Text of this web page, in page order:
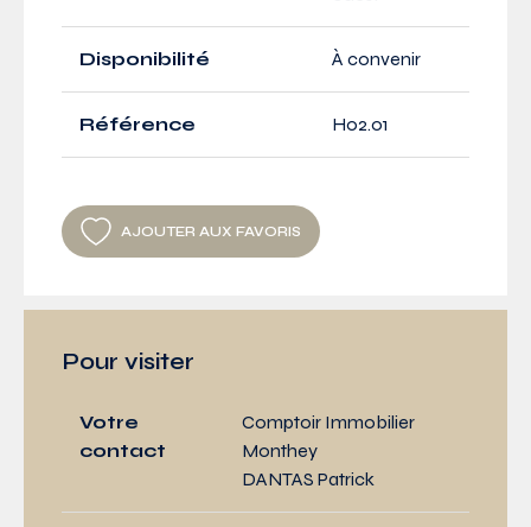
Disponibilité À convenir
Référence H02.01
AJOUTER AUX FAVORIS
Pour visiter
Votre
contact
Comptoir Immobilier
Monthey
DANTAS Patrick